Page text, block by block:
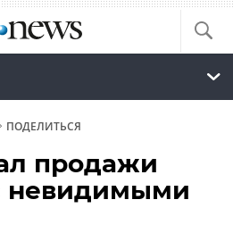
ПОДЕЛИТЬСЯ
продажи
невидимыми